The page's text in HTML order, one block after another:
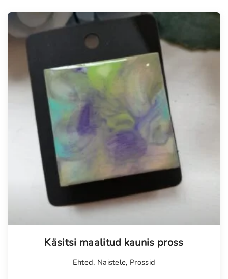
Käsitsi maalitud kaunis pross
Ehted, Naistele, Prossid